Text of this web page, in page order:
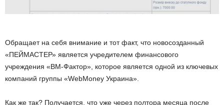
Обращает на себя внимание и тот факт, что новосозданный
«ПЕЙМАСТЕР» является учредителем финансового
учреждения «ВМ-Фактор», которое является одной из ключевых
компаний группы «WebMoney Украина».
Как же так? Получается, что уже через полтора месяца после